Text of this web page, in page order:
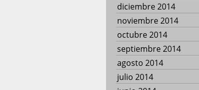
diciembre 2014
noviembre 2014
octubre 2014
septiembre 2014
agosto 2014
julio 2014